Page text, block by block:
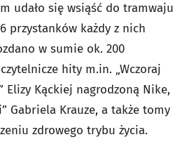
udało się wsiąść do tramwaju
przystanków każdy z nich
w sumie ok. 200
hity m.in. „Wczoraj
Elizy Kąckiej nagrodzoną Nike,
Gabriela Krauze, a także tomy
zdrowego trybu życia.